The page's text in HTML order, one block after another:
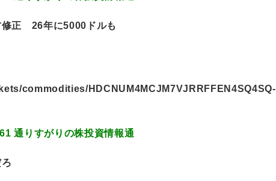
修正 26年に5000ドルも
commodities/HDCNUM4MCJM7VJRRFFEN4SQ4SQ-
通りすがりの株投資情報通